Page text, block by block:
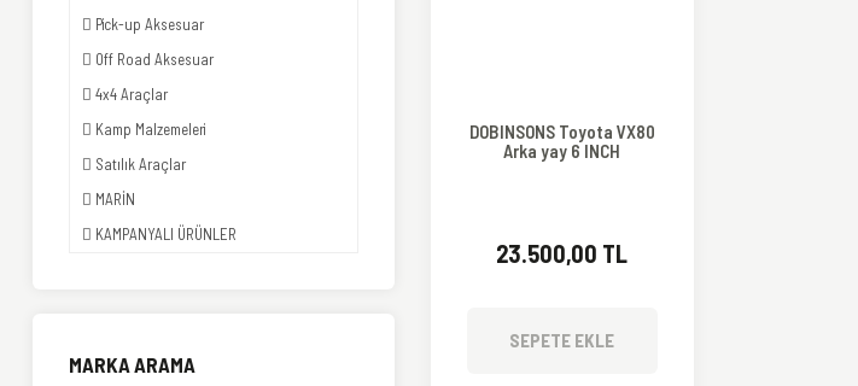
Pick-up Aksesuar
Off Road Aksesuar
4x4 Araçlar
Kamp Malzemeleri
Satılık Araçlar
MARİN
KAMPANYALI ÜRÜNLER
MARKA ARAMA
DOBINSONS Toyota VX80
Arka yay 6 INCH
23.500,00 TL
SEPETE EKLE